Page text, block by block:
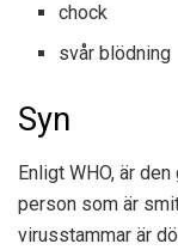
chock
svår blödning
Syn
Enligt WHO, är
person som är
virusstammar är